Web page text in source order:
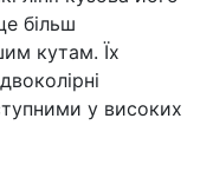
більш
кутам. Їх
у високих